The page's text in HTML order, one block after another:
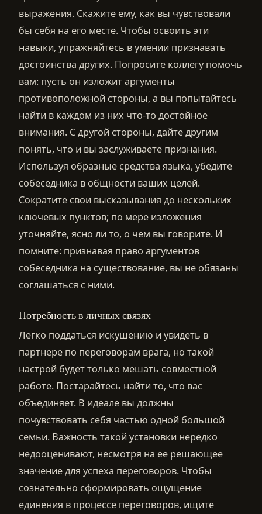
выражения. Скажите ему, как вы чувствовали
бы себя на его месте. Чтобы освоить эти
навыки, упражняйтесь в умении признавать
достоинства других. Попросите коллегу помочь
вам: пусть он изложит аргументы
противоположной стороны, а вы попытайтесь
найти в каждом из них что-то достойное
внимания. С другой стороны, дайте другим
понять, что и вы заслуживаете признания.
Используя образные средства языка, убедите
собеседника в общности ваших целей.
Сократите свои высказывания до нескольких
ключевых пунктов; по мере изложения
уточняйте, ясно ли то, о чем вы говорите. И
помните: признавая право аргументов
собеседника на существование, вы не обязаны
соглашаться с ними.
Потребность в личных связях
Легко поддаться искушению и увидеть в
партнере по переговорам врага, но такой
настрой будет только мешать совместной
работе. Постарайтесь найти то, что вас
объединяет. В идеале вы должны
почувствовать себя частью одной большой
семьи. Важность такой установки нередко
недооценивают, несмотря на ее решающее
значение для успеха переговоров. Чтобы
сознательно сформировать ощущение
единения в процессе переговоров, ищите